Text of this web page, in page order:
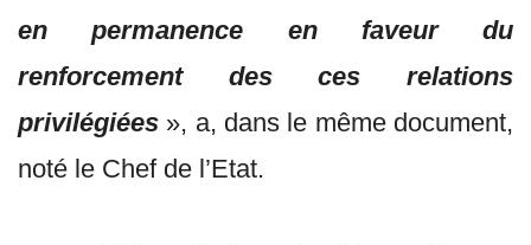
en permanence en faveur du
renforcement des ces relations
privilégiées », a, dans le même document,
noté le Chef de l’Etat.